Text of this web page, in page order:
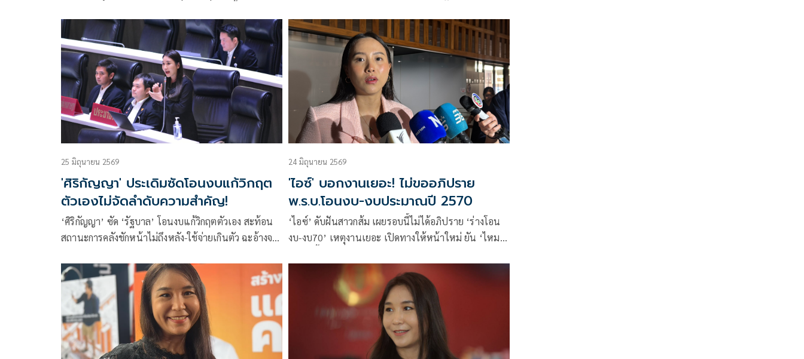
ส่วนที่2 หากพ.ร.ก.ผ่าน หลังพบไร้โรดแมพเปลี่ยนผ่าน
พลังงาน เสี่ยงเกิดเบี้ยหัวแตก ยัดไส้-สอดไส้โครงการ
ดับเครดิตเรตติ้งเพิ่มเอาท์ลุค ปัญหาเรื้อรังซ่อนใต้พรมยัง
ไม่แก้ งบรายจ่ายสูงขึ้นแต่งบลงทุนกลับถูกตัด ชี้ ปีนี้เดิม
พันสูง หากสถานการณ์โลกไม่เป็นไปตามคาด หวั่นหนี้
สาธารณะพุ่งทะลุ 70%
25 มิถุนายน 2569
'ศิริกัญญา' ประเดิมซัดโอนงบแก้วิกฤต
ตัวเองไม่จัดลำดับความสำคัญ!
‘ศิริกัญญา’ ซัด ‘รัฐบาล’ โอนงบแก้วิกฤตตัวเอง สะท้อน
สถานะการคลังชักหน้าไม่ถึงหลัง-ใช้จ่ายเกินตัว ฉะอ้างจะ
ถามจัดลำดับความสำคัญหรือไม่
24 มิถุนายน 2569
'ไอซ์' บอกงานเยอะ! ไม่ขออภิปราย
พ.ร.บ.โอนงบ-งบประมาณปี 2570
‘ไอซ์’ ดับฝันสาวกส้ม เผยรอบนี้ไม่ได้อภิปราย ‘ร่างโอน
งบ-งบ70’ เหตุงานเยอะ เปิดทางให้หน้าใหม่ ยัน ‘ไหม’